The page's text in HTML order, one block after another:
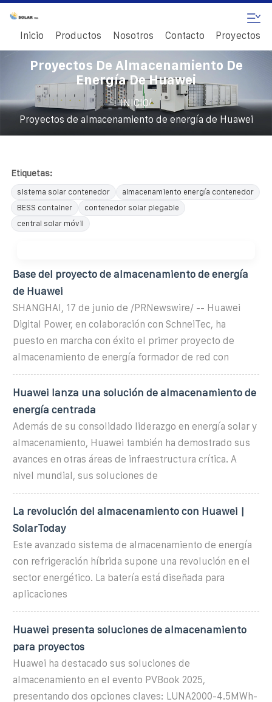
Inicio Productos Nosotros Contacto Proyectos
Proyectos De Almacenamiento De
Energía De Huawei
INICIO/
Proyectos de almacenamiento de energía de Huawei
Etiquetas:
sistema solar contenedor
almacenamiento energía contenedor
BESS container
contenedor solar plegable
central solar móvil
Base del proyecto de almacenamiento de energía
de Huawei
SHANGHAI, 17 de junio de /PRNewswire/ -- Huawei
Digital Power, en colaboración con SchneiTec, ha
puesto en marcha con éxito el primer proyecto de
almacenamiento de energía formador de red con
Huawei lanza una solución de almacenamiento de
energía centrada
Además de su consolidado liderazgo en energía solar y
almacenamiento, Huawei también ha demostrado sus
avances en otras áreas de infraestructura crítica. A
nivel mundial, sus soluciones de
La revolución del almacenamiento con Huawei |
SolarToday
Este avanzado sistema de almacenamiento de energía
con refrigeración híbrida supone una revolución en el
sector energético. La batería está diseñada para
aplicaciones
Huawei presenta soluciones de almacenamiento
para proyectos
Huawei ha destacado sus soluciones de
almacenamiento en el evento PVBook 2025,
presentando dos opciones claves: LUNA2000-4.5MWh-